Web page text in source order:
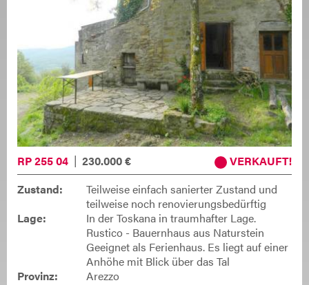
RP 255 04 230.000 €
VERKAUFT
Zustand:
Teilweise einfach sanierter Zustand und
teilweise noch renovierungsbedürftig
Lage:
In der Toskana in traumhafter Lage.
Rustico - Bauernhaus aus Naturstein
Geeignet als Ferienhaus. Es liegt auf einer
Anhöhe mit Blick über das Tal
Provinz:
Arezzo